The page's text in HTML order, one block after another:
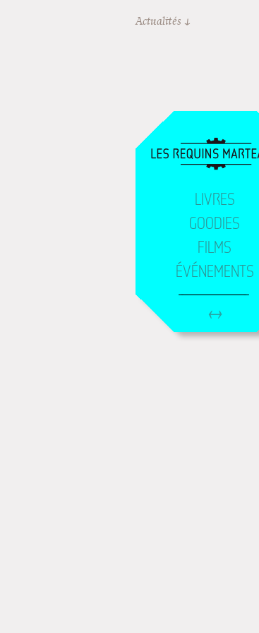
Actualités
LIVRES
GOODIES
FILMS
ÉVÉNEMENTS